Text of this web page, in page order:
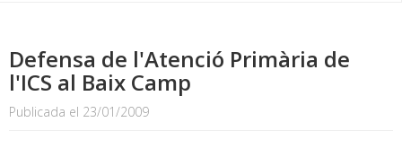
Defensa de l'Atenció Primària de
l'ICS al Baix Camp
Publicada el 23/01/2009